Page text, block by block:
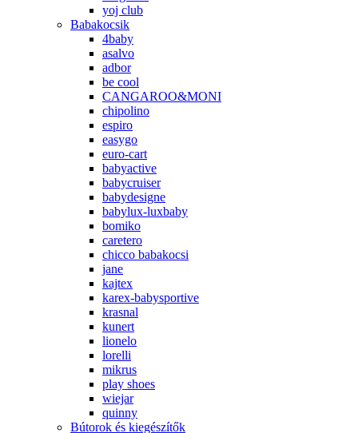
yoj club
Babakocsik
4baby
asalvo
adbor
be cool
CANGAROO&MONI
chipolino
espiro
easygo
euro-cart
babyactive
babycruiser
babydesigne
babylux-luxbaby
bomiko
caretero
chicco babakocsi
jane
kajtex
karex-babysportive
krasnal
kunert
lionelo
lorelli
mikrus
play shoes
wiejar
quinny
Bútorok és kiegészítők